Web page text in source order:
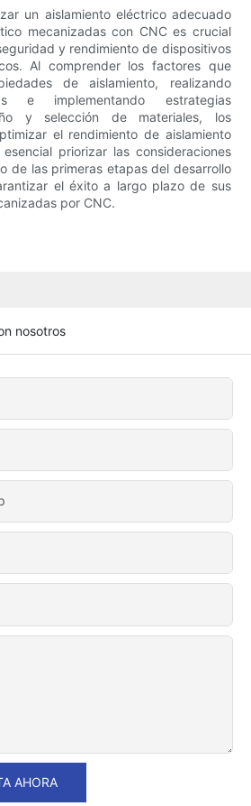
un aislamiento eléctrico adecuado
mecanizadas con CNC es crucial
y rendimiento de dispositivos
Al comprender los factores que
de aislamiento, realizando
e implementando estrategias
y selección de materiales, los
el rendimiento de aislamiento
priorizar las consideraciones
de las primeras etapas del desarrollo
el éxito a largo plazo de sus
por CNC.
nosotros
AHORA